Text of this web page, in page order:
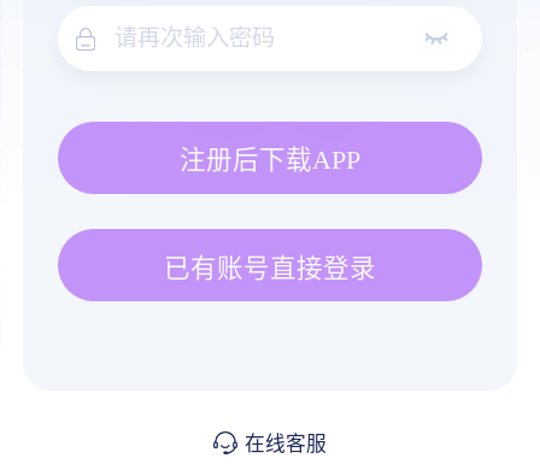
注册后下载APP
已有账号直接登录
在线客服